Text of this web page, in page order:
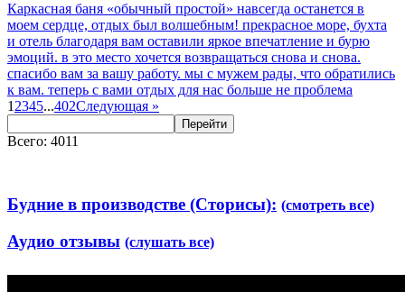
Каркасная баня «обычный простой» навсегда останется в
моем сердце, отдых был волшебным! прекрасное море, бухта
и отель благодаря вам оставили яркое впечатление и бурю
эмоций. в это место хочется возвращаться снова и снова.
спасибо вам за вашу работу. мы с мужем рады, что обратились
к вам. теперь с вами отдых для нас больше не проблема
1 2345...402Следующая »
Перейти
Всего: 4011
Будние в производстве (Сторисы): (смотреть все)
Аудио отзывы (слушать все)